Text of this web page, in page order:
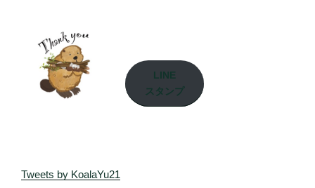
LINE
スタンプ
Tweets by KoalaYu21